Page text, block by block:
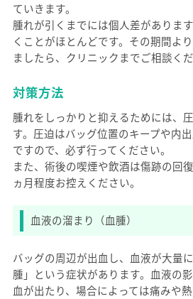
ていきます。
腫れが引くまでには個人差がありま
くことがほとんどです。その期間よ
ましたら、クリニックまでご相談くだ
対策方法
腫れをしっかりと抑えるためには、
す。圧迫はバッグ位置のキープや内
ですので、必ず行ってください。
また、術後の喫煙や飲酒は傷跡の回
ヵ月程度お控えください。
血液の溜まり（血腫）
バッグの周辺が出血し、血液が大量
腫」という症状があります。血液の
血が出たり、場合によっては痛みや